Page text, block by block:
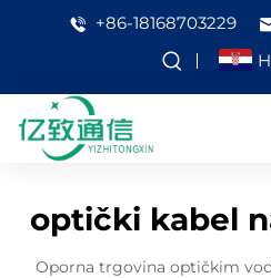
+86-18168703229
optički kabel
Oporna trgovina optičkim